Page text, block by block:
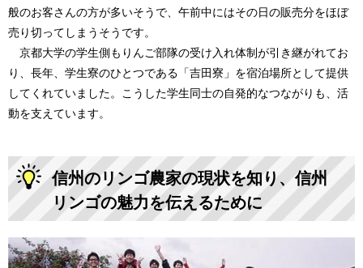
般のお客さんの方が多いそうで、午前中にはその日の販売分をほぼ
売り切ってしまうそうです。
京都大学の学生側もりんご部隊の受け入れ体制が引き継がれてお
り、長年、学生寮のひとつである「吉田寮」を宿泊場所として提供
してくれていました。こうした学生同士の自発的なつながりも、活
動を支えています。
信州のリンゴ農家の現状を知り、信州
リンゴの魅力を伝えるために